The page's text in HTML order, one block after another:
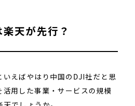
天が先行？
いえばやはり中国のDJI社だと思
活用した事業・サービスの規模